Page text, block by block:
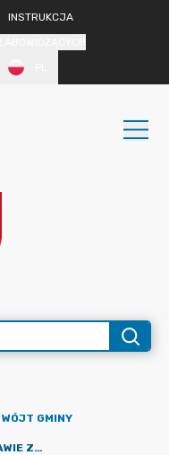
INSTRUKCJA
WÓJT GMINY
ZARZĄDZENIE NR 42/2026 W SPRAWIE ZMIANY BUDŻETU NA 2026 ROK